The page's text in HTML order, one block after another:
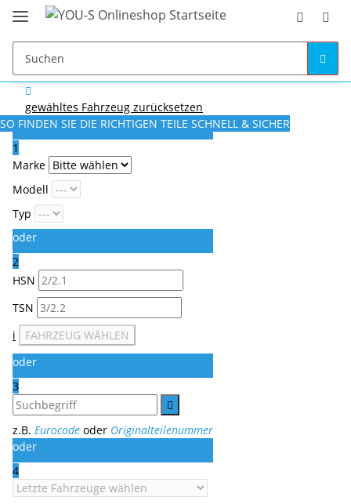
gewähltes Fahrzeug zurücksetzen
SO FINDEN SIE DIE RICHTIGEN TEILE SCHNELL & SICHER
1
Marke
Modell
Typ
oder
2
HSN
TSN
i
FAHRZEUG WÄHLEN
oder
3
z.B. Eurocode oder Originalteilenummer
oder
4